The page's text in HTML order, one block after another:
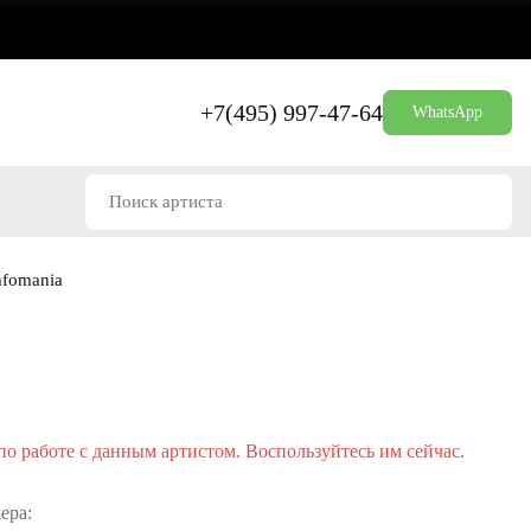
+7(495) 997-47-64 WhatsApp
работе с данным артистом. Воспользуйтесь им сейчас.